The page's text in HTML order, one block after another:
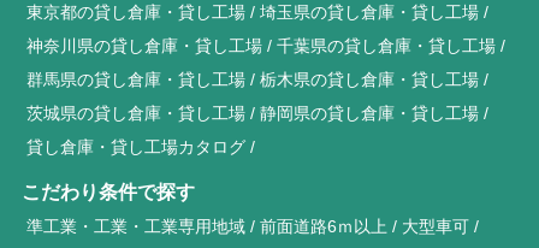
東京都の貸し倉庫・貸し工場
埼玉県の貸し倉庫・貸し工場
神奈川県の貸し倉庫・貸し工場
千葉県の貸し倉庫・貸し工場
群馬県の貸し倉庫・貸し工場
栃木県の貸し倉庫・貸し工場
茨城県の貸し倉庫・貸し工場
静岡県の貸し倉庫・貸し工場
貸し倉庫・貸し工場カタログ
こだわり条件で探す
準工業・工業・工業専用地域 前面道路6ｍ以上
大型車可